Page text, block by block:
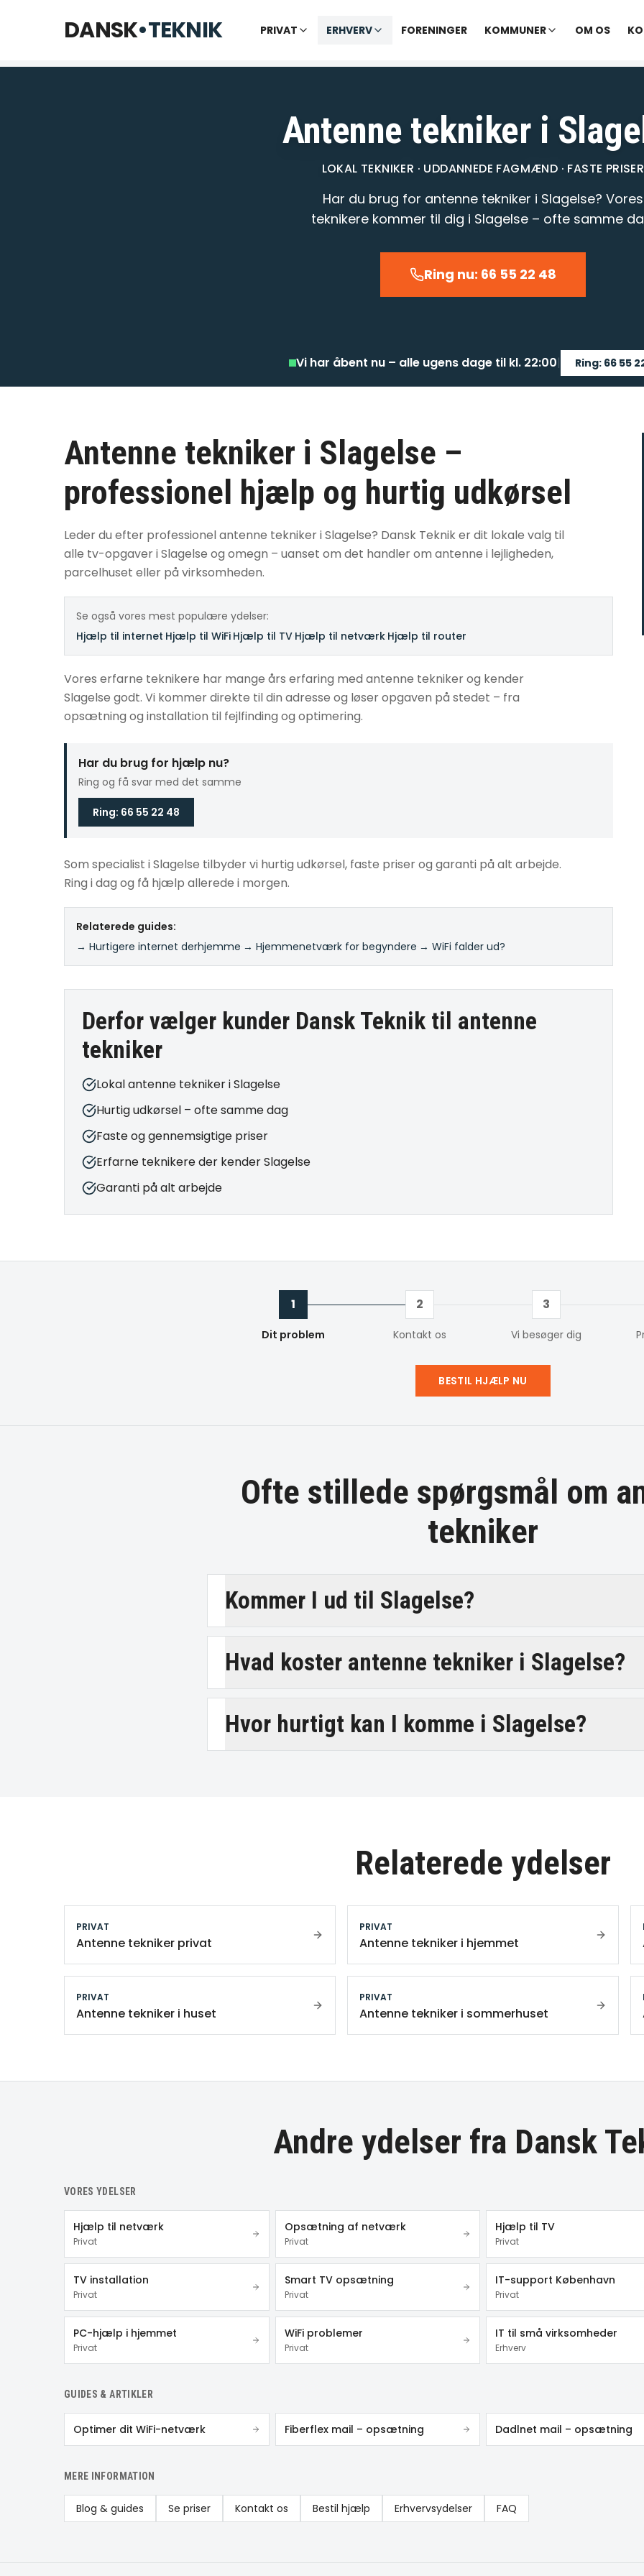
DANSK•TEKNIK PRIVAT ERHVERV FORENINGER KOMMUNER OM OS
Telefon til kl. 22 · Chat til 23:30
Antenne tekniker i
LOKAL TEKNIKER · UDDANNEDE FAGMÆND · FASTE PRISER
Har du brug for antenne tekniker i Slagelse? Vores
teknikere kommer til dig i Slagelse – ofte samme
Ring nu: 66 55 22 48
Vi har åbent nu – alle ugens dage til kl. 22:00| Ring: 66 55
Antenne tekniker i Slagelse –
professionel hjælp og hurtig udkørsel
Leder du efter professionel antenne tekniker i Slagelse? Dansk Teknik er dit lokale valg til
alle tv-opgaver i Slagelse og omegn – uanset om det handler om antenne i lejligheden,
parcelhuset eller på virksomheden.
Se også vores mest populære ydelser:
Hjælp til internet Hjælp til WiFi Hjælp til TV Hjælp til netværk Hjælp til router
Vores erfarne teknikere har mange års erfaring med antenne tekniker og kender
Slagelse godt. Vi kommer direkte til din adresse og løser opgaven på stedet – fra
opsætning og installation til fejlfinding og optimering.
Har du brug for hjælp nu?
Ring og få svar med det samme
Ring: 66 55 22 48
Som specialist i Slagelse tilbyder vi hurtig udkørsel, faste priser og garanti på alt arbejde.
Ring i dag og få hjælp allerede i morgen.
Relaterede guides:
→ Hurtigere internet derhjemme → Hjemmenetværk for begyndere → WiFi falder ud?
Derfor vælger kunder Dansk Teknik til antenne
tekniker
Lokal antenne tekniker i Slagelse
Hurtig udkørsel – ofte samme dag
Faste og gennemsigtige priser
Erfarne teknikere der kender Slagelse
Garanti på alt arbejde
1
Dit problem
2
Kontakt os
3
Vi besøger dig
BESTIL HJÆLP NU
Ofte stillede spørgsmål om
tekniker
Kommer I ud til Slagelse?
Hvad koster antenne tekniker i Slagelse?
Hvor hurtigt kan I komme i Slagelse?
Relaterede ydelser
PRIVAT
Antenne tekniker privat
PRIVAT
Antenne tekniker i hjemmet
PRIVAT
Antenne tekniker i huset
PRIVAT
Antenne tekniker i sommerhuset
Andre ydelser fra Dansk
VORES YDELSER
Hjælp til netværk
Privat
Opsætning af netværk
Privat
Hjælp til TV
Privat
TV installation
Privat
Smart TV opsætning
Privat
IT-support København
Privat
PC-hjælp i hjemmet
Privat
WiFi problemer
Privat
IT til små virksomheder
Erhverv
GUIDES & ARTIKLER
Optimer dit WiFi-netværk Fiberflex mail – opsætning Dadlnet mail – opsætning
MERE INFORMATION
Blog & guides Se priser Kontakt os Bestil hjælp Erhvervsydelser FAQ